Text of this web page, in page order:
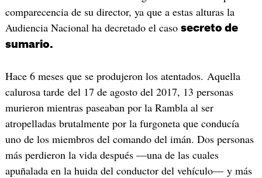
comparecencia de su director, ya que a estas alturas la
Audiencia Nacional ha decretado el caso secreto de
sumario.
Hace 6 meses que se produjeron los atentados. Aquella
calurosa tarde del 17 de agosto del 2017, 13 personas
murieron mientras paseaban por la Rambla al ser
atropelladas brutalmente por la furgoneta que conducía
uno de los miembros del comando del imán. Dos personas
más perdieron la vida después —una de las cuales
apuñalada en la huida del conductor del vehículo— y más